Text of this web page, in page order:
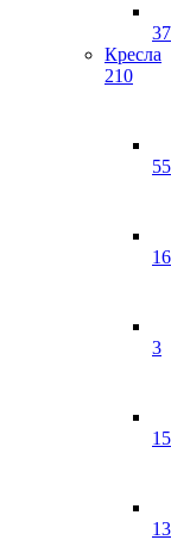
37
Кресла
210
55
16
3
15
13